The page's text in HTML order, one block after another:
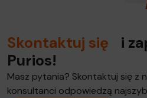
Skontaktuj się i
Purios!
Masz pytania? Skontaktuj się z
konsultanci odpowiedzą